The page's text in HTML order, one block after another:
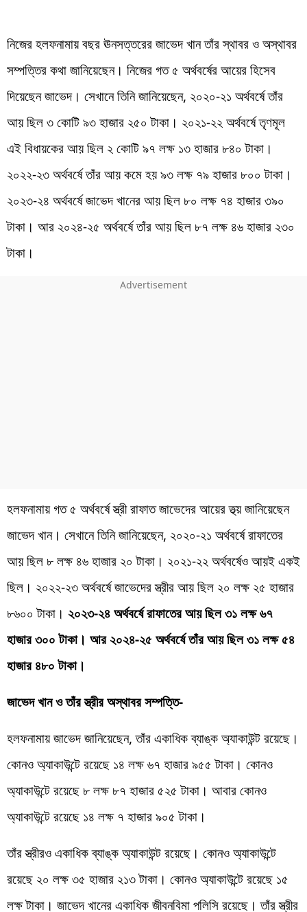
নিজের হলফনামায় বছর ঊনসত্তরের জাভেদ খান তাঁর স্থাবর ও অস্থাবর
সম্পত্তির কথা জানিয়েছেন। নিজের গত ৫ অর্থবর্ষের আয়ের হিসেব
দিয়েছেন জাভেদ। সেখানে তিনি জানিয়েছেন, ২০২০-২১ অর্থবর্ষে তাঁর
আয় ছিল ৩ কোটি ৯৩ হাজার ২৫০ টাকা। ২০২১-২২ অর্থবর্ষে তৃণমূল
এই বিধায়কের আয় ছিল ২ কোটি ৯৭ লক্ষ ১৩ হাজার ৮৪০ টাকা।
২০২২-২৩ অর্থবর্ষে তাঁর আয় কমে হয় ৯৩ লক্ষ ৭৯ হাজার ৮০০ টাকা।
২০২৩-২৪ অর্থবর্ষে জাভেদ খানের আয় ছিল ৮০ লক্ষ ৭৪ হাজার ৩৯০
টাকা। আর ২০২৪-২৫ অর্থবর্ষে তাঁর আয় ছিল ৮৭ লক্ষ ৪৬ হাজার ২৩০
টাকা।
হলফনামায় গত ৫ অর্থবর্ষে স্ত্রী রাফাত জাভেদের আয়ের তথ্য় জানিয়েছেন
জাভেদ খান। সেখানে তিনি জানিয়েছেন, ২০২০-২১ অর্থবর্ষে রাফাতের
আয় ছিল ৮ লক্ষ ৪৬ হাজার ২০ টাকা। ২০২১-২২ অর্থবর্ষেও আয়ই একই
ছিল। ২০২২-২৩ অর্থবর্ষে জাভেদের স্ত্রীর আয় ছিল ২০ লক্ষ ২৫ হাজার
৮৬০০ টাকা। ২০২৩-২৪ অর্থবর্ষে রাফাতের আয় ছিল ৩১ লক্ষ ৬৭
হাজার ৩০০ টাকা। আর ২০২৪-২৫ অর্থবর্ষে তাঁর আয় ছিল ৩১ লক্ষ ৫৪
হাজার ৪৮০ টাকা।
জাভেদ খান ও তাঁর স্ত্রীর অস্থাবর সম্পত্তি-
হলফনামায় জাভেদ জানিয়েছেন, তাঁর একাধিক ব্যাঙ্ক অ্যাকাউন্ট রয়েছে।
কোনও অ্যাকাউন্টে রয়েছে ১৪ লক্ষ ৬৭ হাজার ৯৫৫ টাকা। কোনও
অ্যাকাউন্টে রয়েছে ৮ লক্ষ ৮৭ হাজার ৫২৫ টাকা। আবার কোনও
অ্যাকাউন্টে রয়েছে ১৪ লক্ষ ৭ হাজার ৯০৫ টাকা।
তাঁর স্ত্রীরও একাধিক ব্যাঙ্ক অ্যাকাউন্ট রয়েছে। কোনও অ্যাকাউন্টে
রয়েছে ২০ লক্ষ ৩৫ হাজার ২১৩ টাকা। কোনও অ্যাকাউন্টে রয়েছে ১৫
লক্ষ টাকা। জাভেদ খানের একাধিক জীবনবিমা পলিসি রয়েছে। তাঁর স্ত্রীর